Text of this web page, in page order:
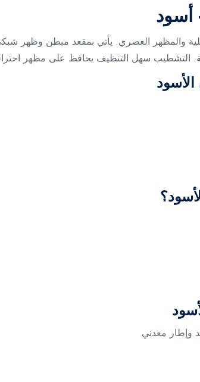
والمظهر العصري. يأتي بمقعد مبطن وظهر
ثابتة. التشطيب سهل التنظيف يحافظ على مظهر
وإطار معدني